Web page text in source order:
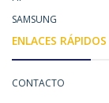
SAMSUNG
ENLACES RÁPIDOS
CONTACTO